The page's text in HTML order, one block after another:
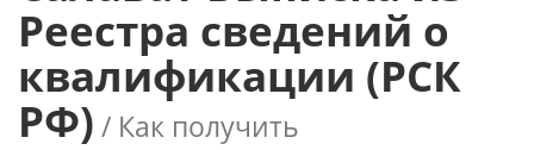
Реестра сведений о
квалификации (РСК
РФ) / Как получить